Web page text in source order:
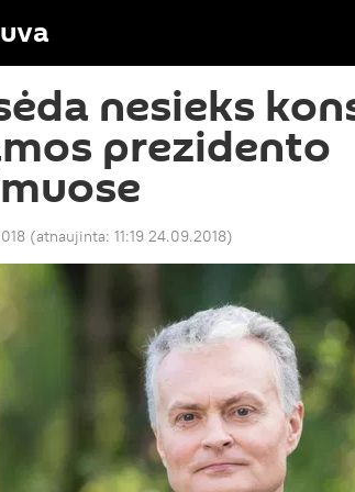
nesieks
prezidento
(atnaujinta: 11:19 24.09.2018)